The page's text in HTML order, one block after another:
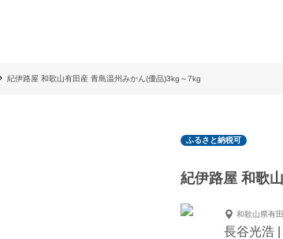
紀伊路屋 和歌山有田産 青島温州みかん(優品)3kg～7kg
ふるさと納税可
紀伊路屋 和歌
和歌山県有
長谷光浩